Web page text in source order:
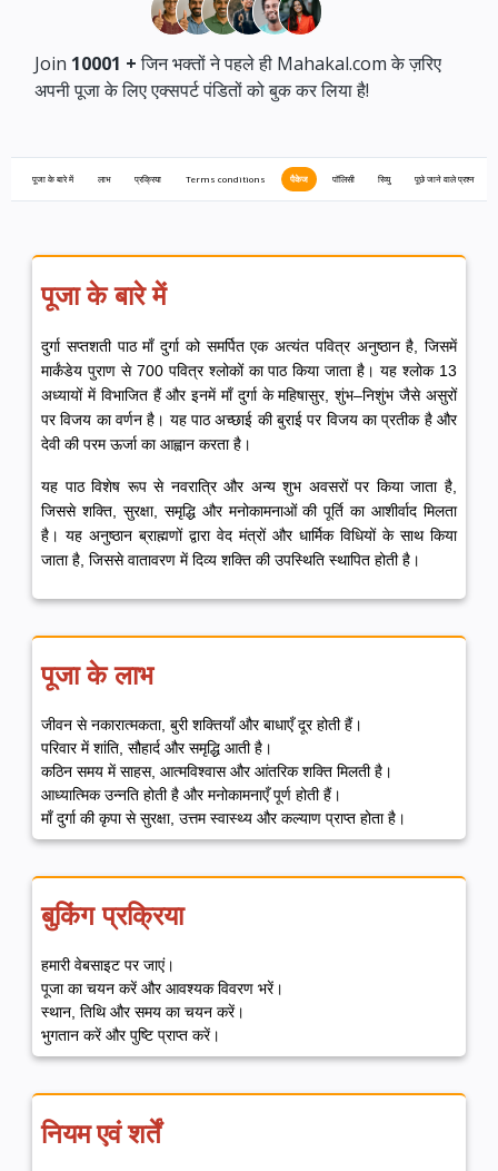
Join 10001 + जिन भक्तों ने पहले ही Mahakal.com के ज़रिए
अपनी पूजा के लिए एक्सपर्ट पंडितों को बुक कर लिया है!
पूजा के बारे में लाभ प्रक्रिया Terms conditions पैकेज पॉलिसी रिव्यु पूछे जाने वाले प्रश्न
पूजा के बारे में
दुर्गा सप्तशती पाठ माँ दुर्गा को समर्पित एक अत्यंत पवित्र अनुष्ठान है, जिसमें
मार्कंडेय पुराण से 700 पवित्र श्लोकों का पाठ किया जाता है। यह श्लोक 13
अध्यायों में विभाजित हैं और इनमें माँ दुर्गा के महिषासुर, शुंभ–निशुंभ जैसे असुरों
पर विजय का वर्णन है। यह पाठ अच्छाई की बुराई पर विजय का प्रतीक है और
देवी की परम ऊर्जा का आह्वान करता है।
यह पाठ विशेष रूप से नवरात्रि और अन्य शुभ अवसरों पर किया जाता है,
जिससे शक्ति, सुरक्षा, समृद्धि और मनोकामनाओं की पूर्ति का आशीर्वाद मिलता
है। यह अनुष्ठान ब्राह्मणों द्वारा वेद मंत्रों और धार्मिक विधियों के साथ किया
जाता है, जिससे वातावरण में दिव्य शक्ति की उपस्थिति स्थापित होती है।
पूजा के लाभ
जीवन से नकारात्मकता, बुरी शक्तियाँ और बाधाएँ दूर होती हैं।
परिवार में शांति, सौहार्द और समृद्धि आती है।
कठिन समय में साहस, आत्मविश्वास और आंतरिक शक्ति मिलती है।
आध्यात्मिक उन्नति होती है और मनोकामनाएँ पूर्ण होती हैं।
माँ दुर्गा की कृपा से सुरक्षा, उत्तम स्वास्थ्य और कल्याण प्राप्त होता है।
बुकिंग प्रक्रिया
हमारी वेबसाइट पर जाएं।
पूजा का चयन करें और आवश्यक विवरण भरें।
स्थान, तिथि और समय का चयन करें।
भुगतान करें और पुष्टि प्राप्त करें।
नियम एवं शर्तें